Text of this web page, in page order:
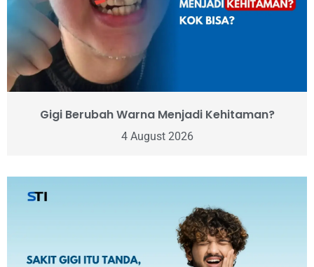
Gigi Berubah Warna Menjadi Kehitaman?
4 August 2026